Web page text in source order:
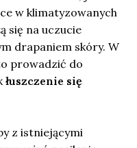
w klimatyzowanych
się na uczucie
drapaniem skóry. W
prowadzić do
łuszczenie się
z istniejącymi